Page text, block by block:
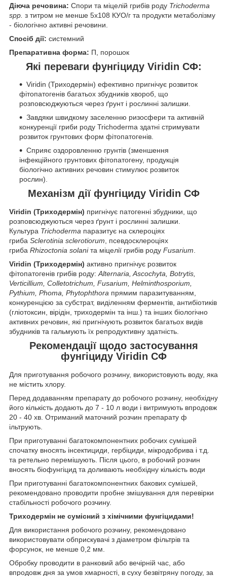
Діюча речовина: Спори та міцелій грибів роду Trichoderma
spp. з титром не менше 5х108 КУО/г та продукти метаболізму
- біологічно активні речовини.
Спосіб дії: системний
Препаративна форма: П, порошок
Які переваги фунгіциду Viridin СФ:
Viridin (Триходермін) ефективно пригнічує розвиток
фітопатогенів багатьох збудників хвороб, що
розповсюджуються через ґрунт і рослинні залишки.
Завдяки швидкому заселенню ризосфери та активній
конкуренції гриби роду Trichoderma здатні стримувати
розвиток грунтових форм фітопатогенів.
Сприяє оздоровленню грунтів (зменшення
інфекційного грунтових фітопатогену, продукція
біологічно активних речовин стимулює розвиток
рослин).
Механізм дії фунгіциду Viridin СФ
Viridin (Триходермін) пригнічує патогенні збудники, що
розповсюджуються через ґрунт і рослинні залишки.
Культура Trichoderma паразитує на склероціях
гриба Sclerotinia sclerotiorum , псевдосклероціях
гриба Rhizoctonia solaniта міцелії грибів роду Fusarium
Viridin (Триходермін) активно пригнічує розвиток
фітопатогенів грибів роду: Alternaria, Ascochyta, Botrytis,
Verticillium, Colletotrichum, Fusarium, Helminthosporium,
Pythium, Phoma, Phytophthora прямим паразитуванням,
конкуренцією за субстрат, виділенням ферментів, антибіотиків
(гліотоксин, вірідін, триходермін та інш.) та інших біологічно
активних речовин, які пригнічують розвиток багатьох видів
збудників та гальмують їх репродуктивну здатність.
Рекомендації щодо застосування
фунгіциду Viridin СФ
Для приготування робочого розчину, використовують воду, яка
не містить хлору.
Перед додаванням препарату до робочого розчину, необхідну
його кількість додають до 7 - 10 л води і витримують впродовж
20 - 40 хв. Отриманий маточний розчин препарату ф
ільтрують.
При приготуванні багатокомпонентних робочих сумішей
спочатку вносять інсектициди, гербіциди, мікродобрива і т.д.
та ретельно перемішують. Після цього, в робочий розчин
вносять біофунгіцид та доливають необхідну кількість води
При приготуванні багатокомпонентних бакових сумішей,
рекомендовано проводити пробне змішування для перевірки
стабільності робочого розчину.
Триходермін не сумісний з хімічними фунгіцидами!
Для використання робочого розчину, рекомендовано
використовувати обприскувачі з діаметром фільтрів та
форсунок, не менше 0,2 мм.
Обробку проводити в ранковий або вечірній час, або
впродовж дня за умов хмарності, в суху безвітряну погоду, за